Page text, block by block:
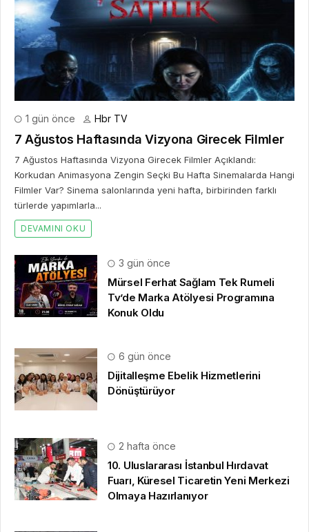
1 gün önce Hbr TV
7 Ağustos Haftasında Vizyona Girecek Filmler
7 Ağustos Haftasında Vizyona Girecek Filmler Açıklandı:
Korkudan Animasyona Zengin Seçki Bu Hafta Sinemalarda Hangi
Filmler Var? Sinema salonlarında yeni hafta, birbirinden farklı
türlerde yapımlarla...
DEVAMINI OKU
3 gün önce
Mürsel Ferhat Sağlam Tek Rumeli
Tv’de Marka Atölyesi Programına
Konuk Oldu
6 gün önce
Dijitalleşme Ebelik Hizmetlerini
Dönüştürüyor
2 hafta önce
10. Uluslararası İstanbul Hırdavat
Fuarı, Küresel Ticaretin Yeni Merkezi
Olmaya Hazırlanıyor